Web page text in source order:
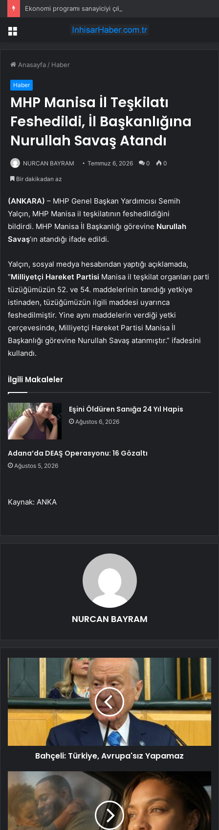
Ekonomi programı sanayiciyi çıkmaza soktu
Menü
Anasayfa / Haber
Haber
MHP Manisa İl Teşkilatı
Feshedildi, İl Başkanlığına
Nurullah Savaş Atandı
NURCAN BAYRAM Temmuz 6, 2026 0 0
Bir dakikadan az
(ANKARA) – MHP Genel Başkan Yardımcısı Semih
Yalçın, MHP Manisa il teşkilatının feshedildiğini
bildirdi. MHP Manisa İl Başkanlığı görevine Nurullah
Savaş‘ın atandığı ifade edildi.
Yalçın, sosyal medya hesabından yaptığı açıklamada,
“Milliyetçi Hareket Partisi Manisa il teşkilat organları parti
tüzüğümüzün 52. ve 54. maddelerinin tanıdığı yetkiye
istinaden, tüzüğümüzün ilgili maddesi uyarınca
feshedilmiştir. Yine aynı maddelerin verdiği yetki
çerçevesinde, Milliyetçi Hareket Partisi Manisa İl
Başkanlığı görevine Nurullah Savaş atanmıştır.” ifadesini
kullandı.
İlgili Makaleler
Eşini Öldüren Sanığa 24 Yıl Hapis
Ağustos 6, 2026
Adana’da DEAŞ Operasyonu: 16 Gözaltı
Ağustos 5, 2026
Kaynak: ANKA
NURCAN BAYRAM
Bahçeli: Türkiye, Avrupa'sız Yapamaz